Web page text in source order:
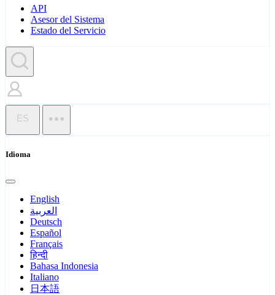
API
Asesor del Sistema
Estado del Servicio
ES
Idioma
English
العربية
Deutsch
Español
Français
हिन्दी
Bahasa Indonesia
Italiano
日本語